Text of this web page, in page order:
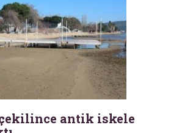
antik iskele